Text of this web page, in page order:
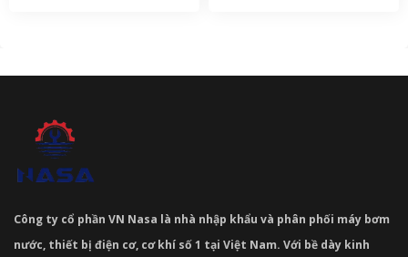
Công ty cổ phần VN Nasa là nhà nhập khẩu và phân phối máy bơm
nước, thiết bị điện cơ, cơ khí số 1 tại Việt Nam. Với bề dày kinh